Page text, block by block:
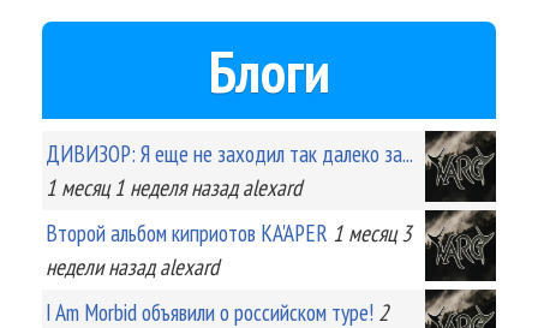
Блоги
ДИВИЗОР: Я еще не заходил так далеко за...
1 месяц 1 неделяназад alexard
Второй альбом киприотов KA'APER 1 месяц 3
неделиназад alexard
I Am Morbid объявили о российском туре! 2